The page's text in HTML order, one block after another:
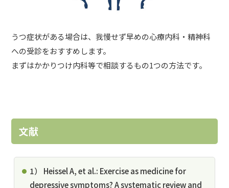
うつ症状がある場合は、我慢せず早めの心療内科・精神科
への受診をおすすめします。
まずはかかりつけ内科等で相談するもの1つの方法です。
文献
1） Heissel A, et al.: Exercise as medicine for
depressive symptoms? A systematic review and